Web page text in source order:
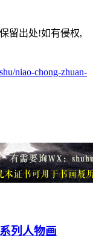
留出处!如有侵权,
niao-chong-zhuan-
列人物画